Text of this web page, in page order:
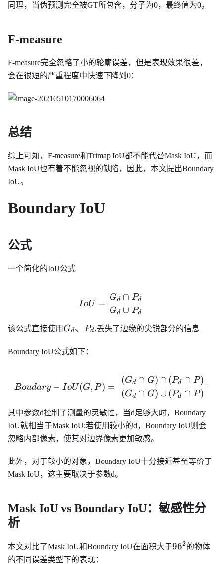
同理，当伪预测完全被GT所包含，分子为0，最终值为0。
F-measure
F-measure完全忽略了小的轮廓误差，但是表现效果很差，
会在很短的严重程度中快速下降到0：
总结
综上可知，F-measure和Trimap IoU都不能代替Mask IoU，而
Mask IoU也有着不能忽视的缺陷，因此，本文提出Boundary
IoU。
Boundary IoU
公式
一个简化的IoU公式
IoU = \frac{G_d\cap
IoU =
Gd ∪ Pd
Gd ∩ Pd
该公式直接使用 G_d、
Gd、 Pd ,丢失了边缘的尖锐部分的信息
Boundary IoU公式如下：
Boudary-
Boudary − IoU(G, P) =
(Gd ∩ G) ∪ (Pd ∩ P)
(Gd ∩ G) ∩ (Pd ∩ P)
其中参数d控制了测量的灵敏性，当d足够大时，Boundary
IoU就相当于Mask IoU;若使用较小的d，Boundary IoU则会
忽略内部像素，使其对边界像素更加敏感。
此外，对于较小的对象，Boundary IoU十分接近甚至等价于
Mask IoU，这主要取决于参数d。
Mask IoU vs Boundary IoU：敏感性分
析
本文对比了Mask IoU和Boundary IoU在面积大于96^2
962的物体
的不同误差类型下的表现：